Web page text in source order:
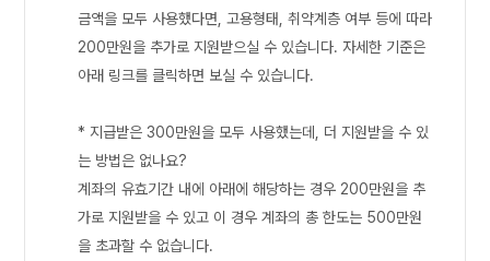
금액을 모두 사용했다면, 고용형태, 취약계층 여부 등에 따라
200만원을 추가로 지원받으실 수 있습니다. 자세한 기준은
아래 링크를 클릭하면 보실 수 있습니다.
* 지급받은 300만원을 모두 사용했는데, 더 지원받을 수 있
는 방법은 없나요?
계좌의 유효기간 내에 아래에 해당하는 경우 200만원을 추
가로 지원받을 수 있고 이 경우 계좌의 총 한도는 500만원
을 초과할 수 없습니다.